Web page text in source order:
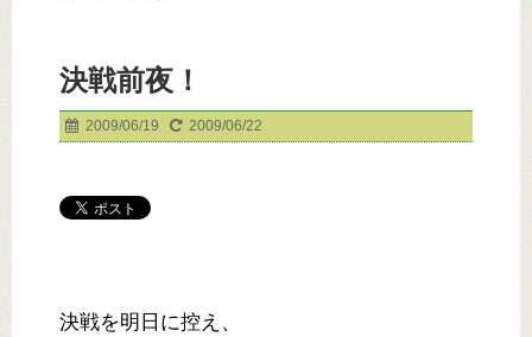
決戦前夜！
2009/06/19 2009/06/22
決戦を明日に控え、